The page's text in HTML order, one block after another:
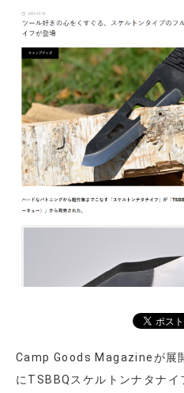
Camp Goods Magazineが展
にTSBBQスケルトンナタナイ